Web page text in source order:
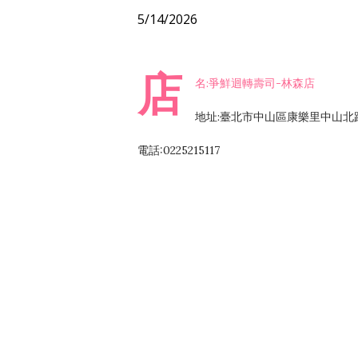
5/14/2026
店 名:爭鮮迴轉壽司-林森店
地址:臺北市中山區康樂里中山
電話:0225215117